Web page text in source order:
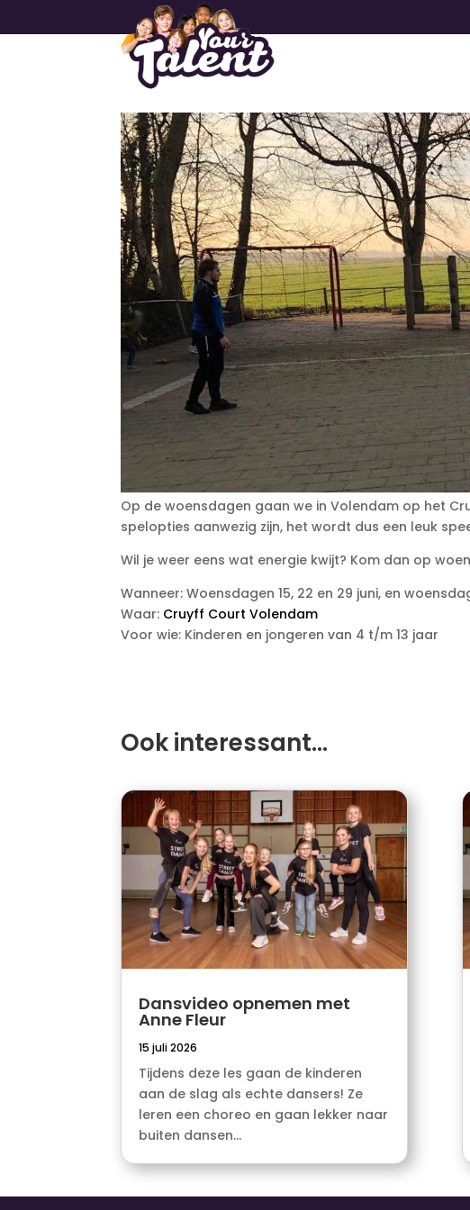
Op de woensdagen gaan we in Volendam op het
spelopties aanwezig zijn, het wordt dus een leuk
Wil je weer eens wat energie kwijt? Kom dan op
Wanneer: Woensdagen 15, 22 en 29 juni, en
Waar: Cruyff Court Volendam
Voor wie: Kinderen en jongeren van 4 t/m 13 jaar
Ook interessant…
Dansvideo opnemen met
Anne Fleur
15 juli 2026
Tijdens deze les gaan de kinderen
aan de slag als echte dansers! Ze
leren een choreo en gaan lekker naar
buiten dansen...